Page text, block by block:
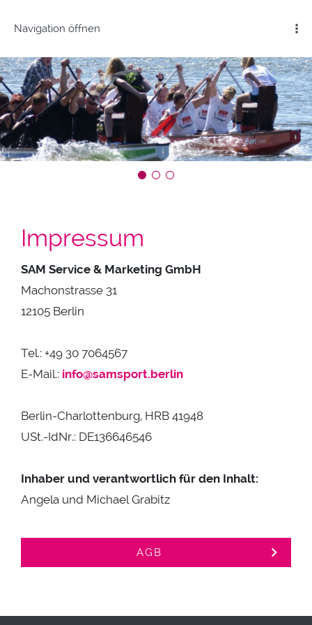
Navigation öffnen
Impressum
SAM Service & Marketing GmbH
Machonstrasse 31
12105 Berlin
Tel.: +49 30 7064567
E-Mail.: info@samsport.berlin
Berlin-Charlottenburg, HRB 41948
USt.-IdNr.: DE136646546
Inhaber und verantwortlich für den Inhalt:
Angela und Michael Grabitz
AGB